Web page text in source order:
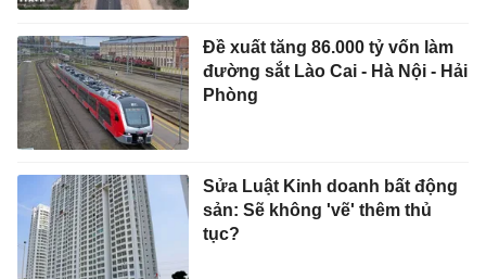
Đề xuất tăng 86.000 tỷ vốn làm
đường sắt Lào Cai - Hà Nội - Hải
Phòng
Sửa Luật Kinh doanh bất động
sản: Sẽ không 'vẽ' thêm thủ
tục?